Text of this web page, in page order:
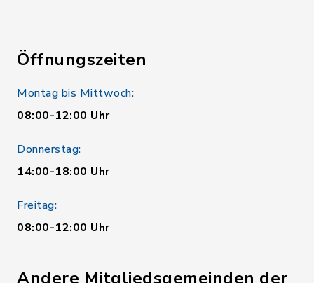
Öffnungszeiten
Montag bis Mittwoch:
08:00-12:00 Uhr
Donnerstag:
14:00-18:00 Uhr
Freitag:
08:00-12:00 Uhr
Andere Mitgliedsgemeinden der